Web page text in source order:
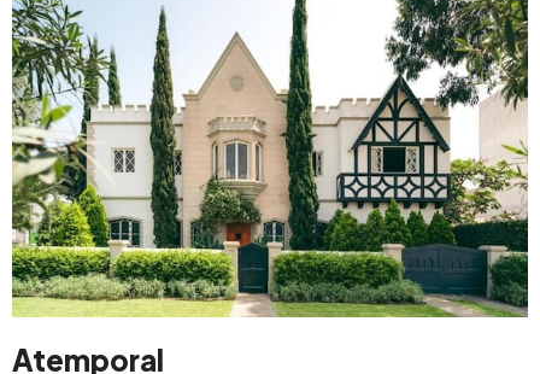
Atemporal